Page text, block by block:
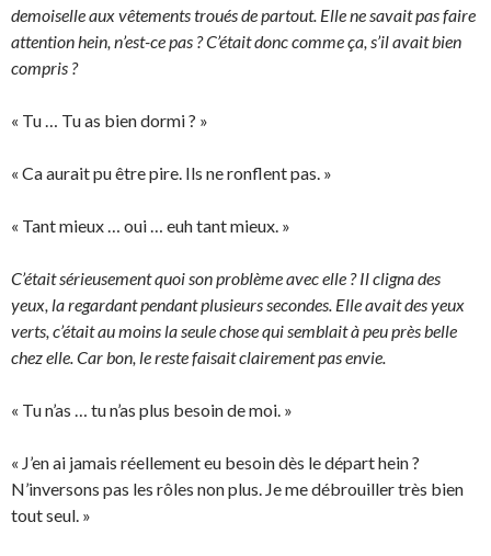
demoiselle aux vêtements troués de partout. Elle ne savait pas faire
attention hein, n’est-ce pas ? C’était donc comme ça, s’il avait bien
compris ?
« Tu … Tu as bien dormi ? »
« Ca aurait pu être pire. Ils ne ronflent pas. »
« Tant mieux … oui … euh tant mieux. »
C’était sérieusement quoi son problème avec elle ? Il cligna des
yeux, la regardant pendant plusieurs secondes. Elle avait des yeux
verts, c’était au moins la seule chose qui semblait à peu près belle
chez elle. Car bon, le reste faisait clairement pas envie.
« Tu n’as … tu n’as plus besoin de moi. »
« J’en ai jamais réellement eu besoin dès le départ hein ?
N’inversons pas les rôles non plus. Je me débrouiller très bien
tout seul. »